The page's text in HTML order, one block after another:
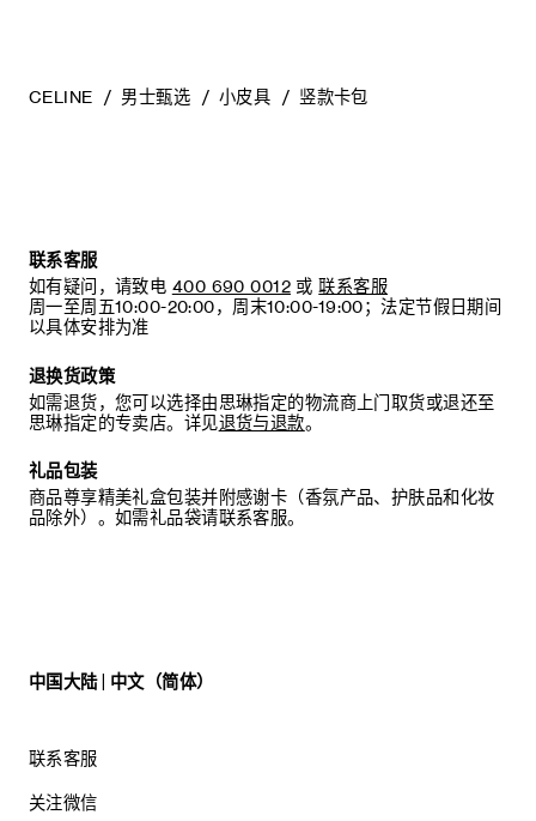
CELINE 男士甄选 小皮具 竖款卡包
联系客服
如有疑问，请致电 400 690 0012 或 联系客服
周一至周五10:00-20:00，周末10:00-19:00；法定节假日期间
以具体安排为准
退换货政策
如需退货，您可以选择由思琳指定的物流商上门取货或退还至
思琳指定的专卖店。详见退货与退款。
礼品包装
商品尊享精美礼盒包装并附感谢卡（香氛产品、护肤品和化妆
品除外）。如需礼品袋请联系客服。
中国大陆 | 中文（简体）
联系客服
关注微信